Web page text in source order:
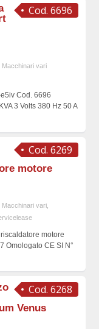
Cod. 6696
Macchinari vari
Cod. 6696
3 Volts 380 Hz 50 A
Cod. 6269
motore
Macchinari vari,
motore
Omologato CE SI N°
Cod. 6268
Venus